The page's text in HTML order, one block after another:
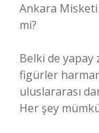
Ankara
mi?
Belki de
figürler
uluslararası
Her şey